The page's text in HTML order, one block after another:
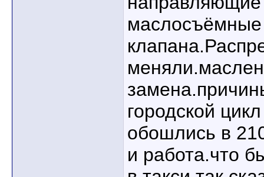
маслосъёмные
городской
обошлись в
и работа.что